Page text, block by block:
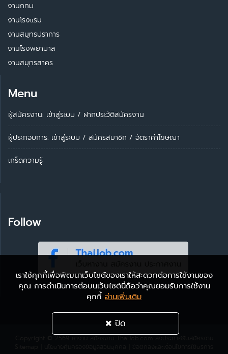
งานกทม
งานโรงแรม
งานสมุทรปราการ
งานโรงพยาบาล
งานสมุทรสาคร
Menu
ผู้สมัครงาน: เข้าสู่ระบบ / ฝากประวัติสมัครงาน
ผู้ประกอบการ: เข้าสู่ระบบ / สมัครสมาชิก / อัตราค่าโฆษณา
เกร็ดความรู้
Follow
เราใช้คุกกี้เพื่อพัฒนาเว็บไซต์ของเราให้สะดวกต่อการใช้งานของ
คุณ การดำเนินการต่อบนเว็บไซต์นี้ถือว่าคุณยอมรับการใช้งาน
คุกกี้ อ่านเพิ่มเติม
ปิด